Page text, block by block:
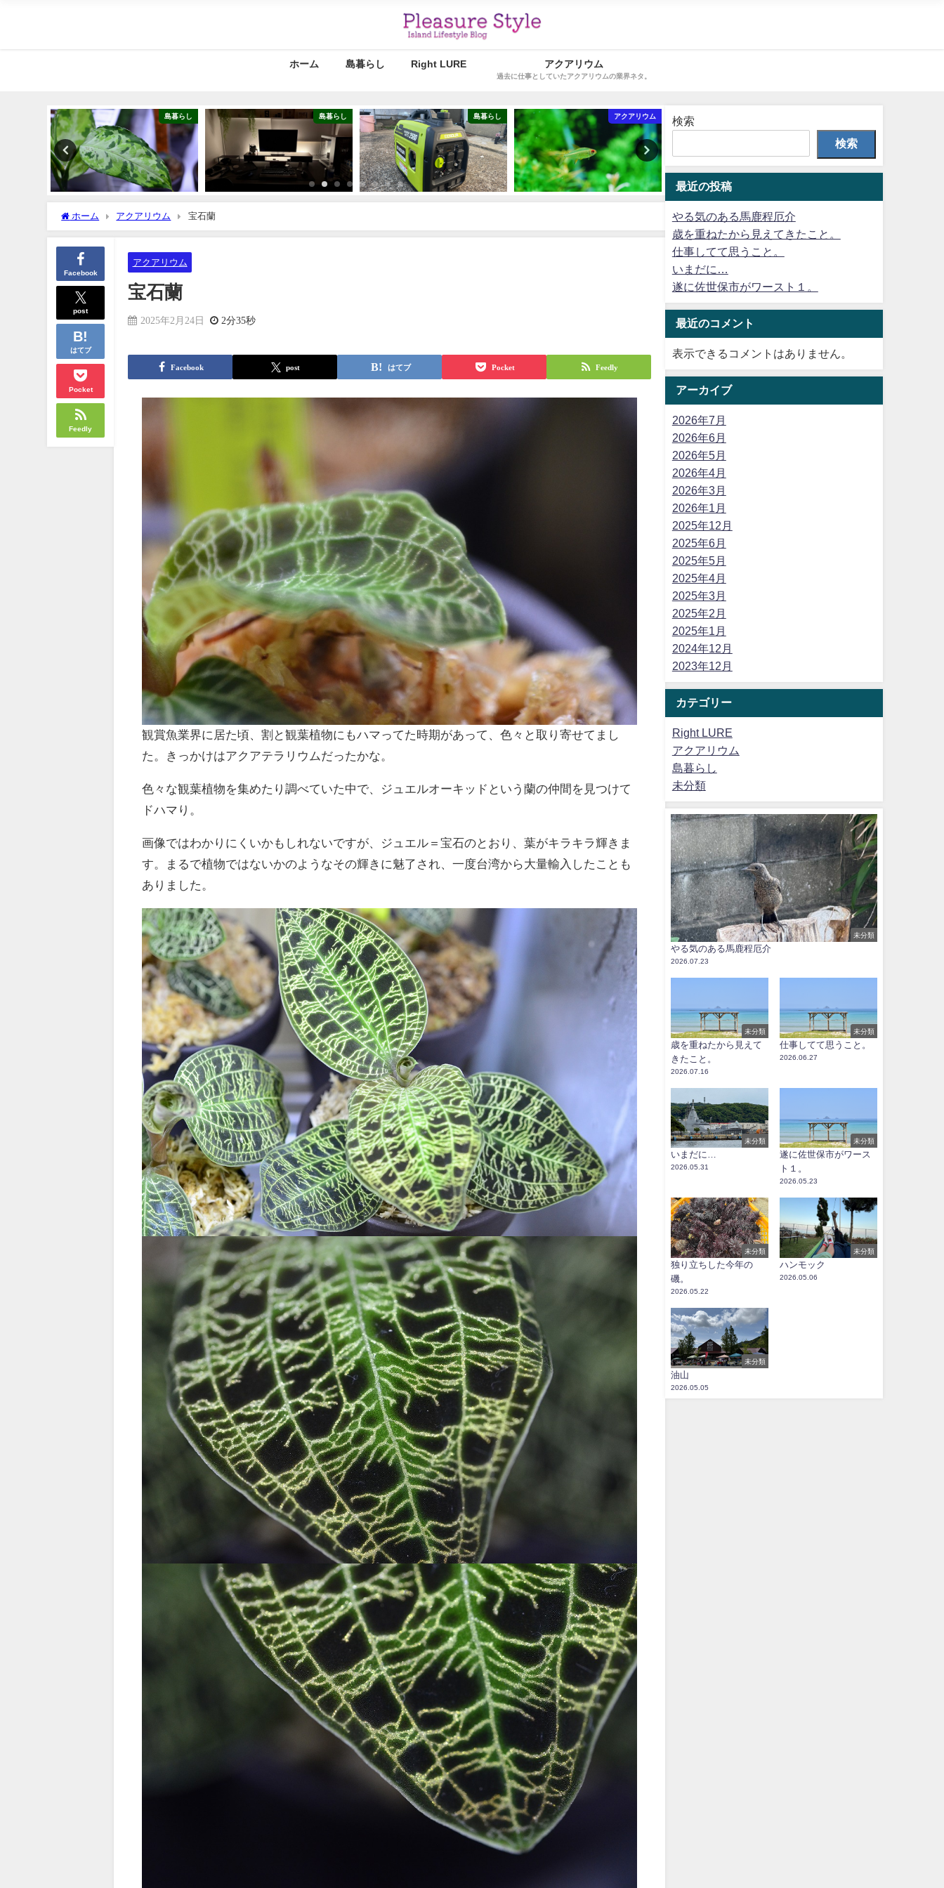
ホーム 島暮らし Right LURE アクアリウム
過去に仕事としていたアクアリウムの業界ネタ。
島暮らし 島暮らし 島暮らし アクアリウム
ホーム アクアリウム 宝石蘭
Facebook
post
はてブ
Pocket
Feedly
アクアリウム
宝石蘭
2025年2月24日 2分35秒
Facebook post はてブ Pocket Feedly
観賞魚業界に居た頃、割と観葉植物にもハマってた時期があって、色々と取り寄せてまし
た。きっかけはアクアテラリウムだったかな。
色々な観葉植物を集めたり調べていた中で、ジュエルオーキッドという蘭の仲間を見つけて
ドハマり。
画像ではわかりにくいかもしれないですが、ジュエル＝宝石のとおり、葉がキラキラ輝きま
す。まるで植物ではないかのようなその輝きに魅了され、一度台湾から大量輸入したことも
ありました。
検索
検索
最近の投稿
やる気のある馬鹿程厄介
歳を重ねたから見えてきたこと。
仕事してて思うこと。
いまだに…
遂に佐世保市がワースト１。
最近のコメント
表示できるコメントはありません。
アーカイブ
2026年7月
2026年6月
2026年5月
2026年4月
2026年3月
2026年1月
2025年12月
2025年6月
2025年5月
2025年4月
2025年3月
2025年2月
2025年1月
2024年12月
2023年12月
カテゴリー
Right LURE
アクアリウム
島暮らし
未分類
未分類
やる気のある馬鹿程厄介
2026.07.23
未分類
歳を重ねたから見えて
きたこと。
2026.07.16
未分類
仕事してて思うこと。
2026.06.27
未分類
いまだに…
2026.05.31
未分類
遂に佐世保市がワース
ト１。
2026.05.23
未分類
独り立ちした今年の
磯。
2026.05.22
未分類
ハンモック
2026.05.06
未分類
油山
2026.05.05